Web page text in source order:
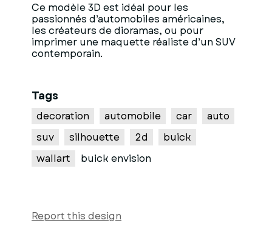
Ce modèle 3D est idéal pour les
passionnés d’automobiles américaines,
les créateurs de dioramas, ou pour
imprimer une maquette réaliste d’un SUV
contemporain.
Tags
decoration automobile car
auto
suv
silhouette 2d
buick
wallart
buick envision
Report this design